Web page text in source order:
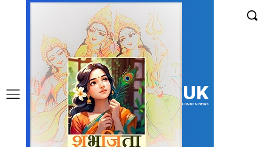
UK
LONDON NEWS